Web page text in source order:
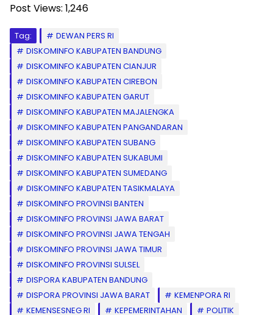
Post Views: 1,246
Tag:
DEWAN PERS RI
DISKOMINFO KABUPATEN BANDUNG
DISKOMINFO KABUPATEN CIANJUR
DISKOMINFO KABUPATEN CIREBON
DISKOMINFO KABUPATEN GARUT
DISKOMINFO KABUPATEN MAJALENGKA
DISKOMINFO KABUPATEN PANGANDARAN
DISKOMINFO KABUPATEN SUBANG
DISKOMINFO KABUPATEN SUKABUMI
DISKOMINFO KABUPATEN SUMEDANG
DISKOMINFO KABUPATEN TASIKMALAYA
DISKOMINFO PROVINSI BANTEN
DISKOMINFO PROVINSI JAWA BARAT
DISKOMINFO PROVINSI JAWA TENGAH
DISKOMINFO PROVINSI JAWA TIMUR
DISKOMINFO PROVINSI SULSEL
DISPORA KABUPATEN BANDUNG
DISPORA PROVINSI JAWA BARAT
KEMENPORA RI
KEMENSESNEG RI
KEPEMERINTAHAN
POLITIK